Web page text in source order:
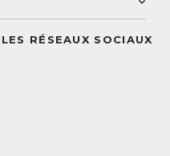
RÉSEAUX SOCIAUX